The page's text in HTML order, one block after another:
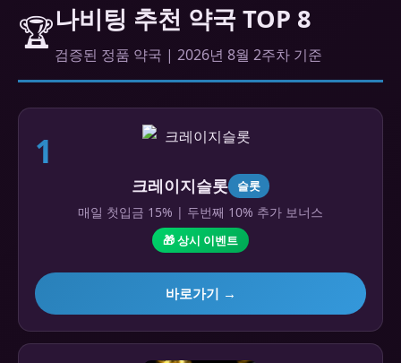
🏆나비팅 추천 약국 TOP 8
검증된 정품 약국 | 2026년 8월 2주차 기준
1
크레이지슬롯 슬롯
매일 첫입금 15% | 두번째 10% 추가 보너스
🎁 상시 이벤트
바로가기 →